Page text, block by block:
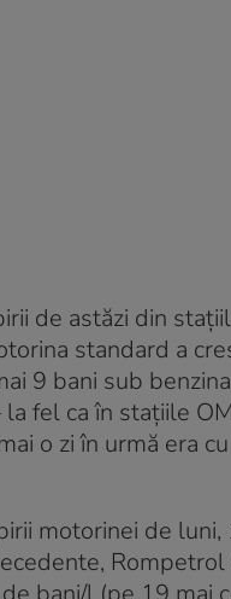
de astăzi din
standard a
9 bani sub
fel ca în stațiile
o zi în urmă era
motorinei de luni,
Rompetrol